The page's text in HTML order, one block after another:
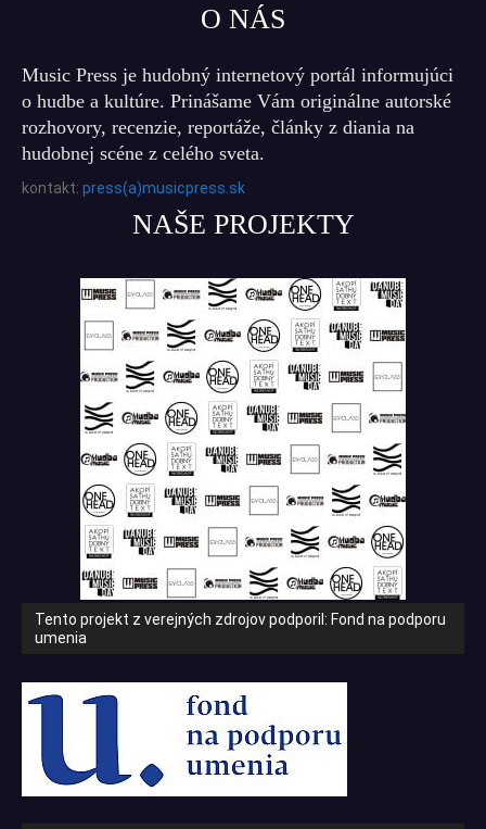
O NÁS
Music Press je hudobný internetový portál informujúci
o hudbe a kultúre. Prinášame Vám originálne autorské
rozhovory, recenzie, reportáže, články z diania na
hudobnej scéne z celého sveta.
kontakt: press(a)musicpress.sk
NAŠE PROJEKTY
Tento projekt z verejných zdrojov podporil: Fond na podporu
umenia